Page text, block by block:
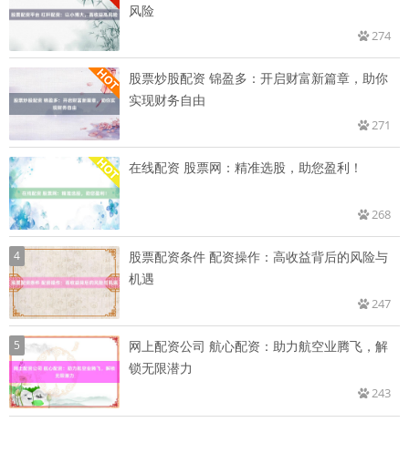
风险
274
股票炒股配资 锦盈多：开启财富新篇章，助你
实现财务自由
271
在线配资 股票网：精准选股，助您盈利！
268
4
股票配资条件 配资操作：高收益背后的风险与
机遇
247
5
网上配资公司 航心配资：助力航空业腾飞，解
锁无限潜力
243